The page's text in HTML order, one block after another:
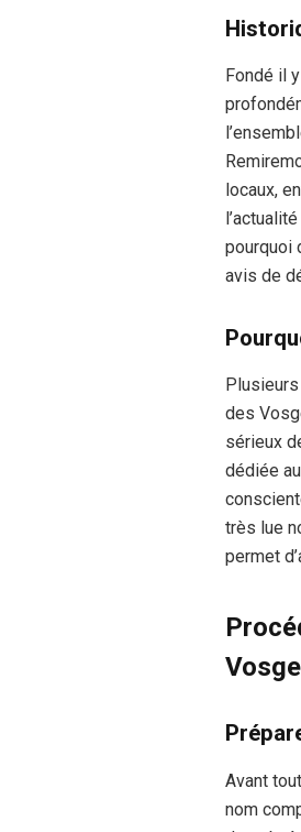
Fondé il
locaux,
pourquoi
avis de
des
sérieux
dédiée
très lue
permet
Avant
nom